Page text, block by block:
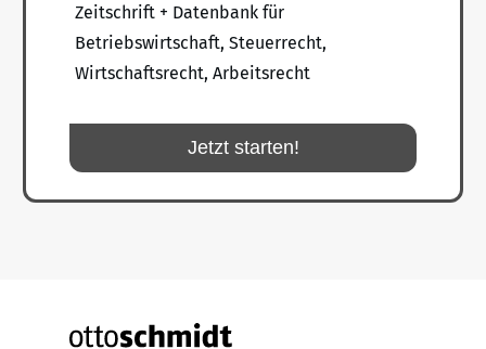
Zeitschrift + Datenbank für
Betriebswirtschaft, Steuerrecht,
Wirtschaftsrecht, Arbeitsrecht
Jetzt starten!